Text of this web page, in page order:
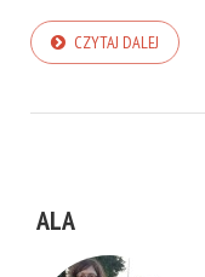
CZYTAJ DALEJ
ALA